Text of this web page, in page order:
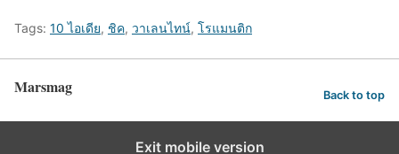
Tags: 10 ไอเดีย, ชิค, วาเลนไทน์, โรแมนติก
Marsmag Back to top
Exit mobile version